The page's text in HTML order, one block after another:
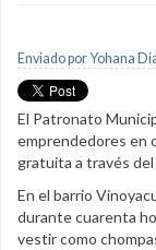
Enviado porYohana
El Patronato
emprendedores en
gratuita a través
En el barrio
durante cuarenta
vestir como